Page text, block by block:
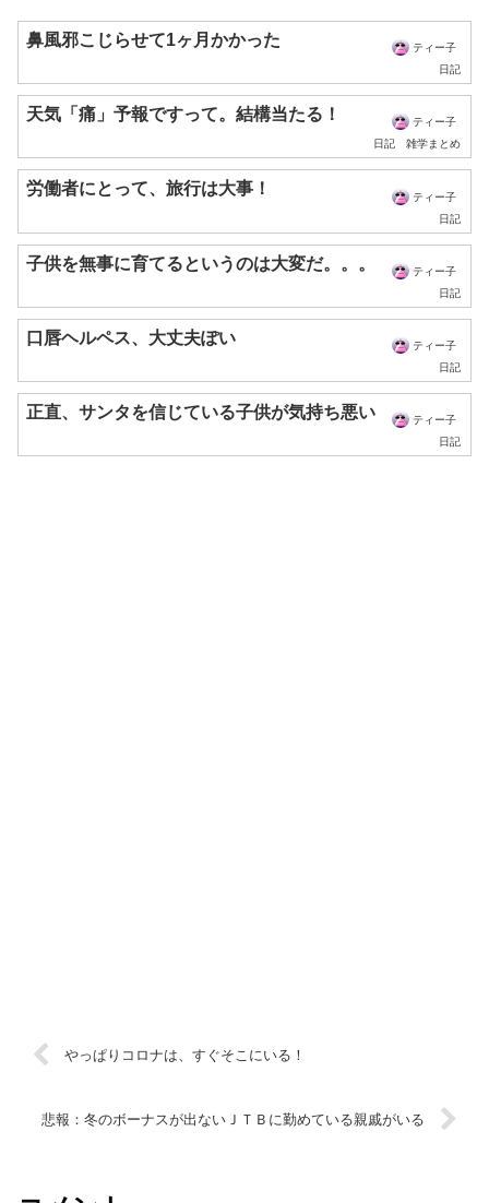
鼻風邪こじらせて1ヶ月かかった
ティー子
日記
天気「痛」予報ですって。結構当たる！
ティー子
日記
雑学まとめ
労働者にとって、旅行は大事！
ティー子
日記
子供を無事に育てるというのは大変だ。。。
ティー子
日記
口唇ヘルペス、大丈夫ぽい
ティー子
日記
正直、サンタを信じている子供が気持ち悪い
ティー子
日記
やっぱりコロナは、すぐそこにいる！
悲報：冬のボーナスが出ないＪＴＢに勤めている親戚がいる